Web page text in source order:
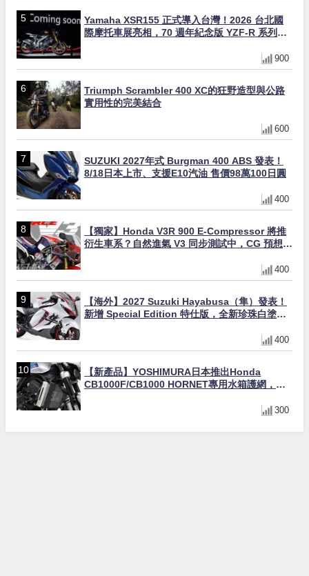
Yamaha XSR155 正式導入台灣！2026 台北國
際摩托車展亮相，70 週年紀念版 YZF-R 系列限
900
Triumph Scrambler 400 XC的狂野造型與公路
實用性的完美結合
600
SUZUKI 2027年式 Burgman 400 ABS 發表！
8/18日本上市、支援E10汽油 售價98萬100日圓
400
【獨家】Honda V3R 900 E-Compressor 將推
衍生車系？自然進氣 V3 同步測試中，CG 預想曝
400
【海外】2027 Suzuki Hayabusa（隼）發表！
新增 Special Edition 特仕版，全新珍珠白塗裝
400
【新產品】YOSHIMURA日本推出Honda
CB1000F/CB1000 HORNET專用水箱護網，六
300